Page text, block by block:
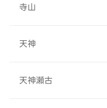
寺山
天神
天神瀬古